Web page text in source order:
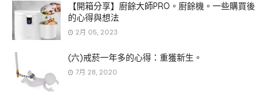
【開箱分享】廚餘大師PRO。廚餘機。一些購買後
的心得與想法
2月 05, 2023
(六)戒菸一年多的心得：重獲新生。
7月 28, 2020